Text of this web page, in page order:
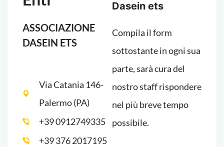
ASSOCIAZIONE
DASEIN ETS
Via Catania 146-
Palermo (PA)
+39 0912749335
+39 376 2017195
Dasein ets
Compila il form
sottostante in ogni sua
parte, sarà cura del
nostro staff rispondere
nel più breve tempo
possibile.